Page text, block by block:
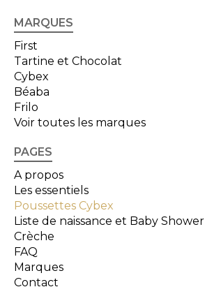
MARQUES
First
Tartine et Chocolat
Cybex
Béaba
Frilo
Voir toutes les marques
PAGES
A propos
Les essentiels
Poussettes Cybex
Liste de naissance et Baby Shower
Crèche
FAQ
Marques
Contact